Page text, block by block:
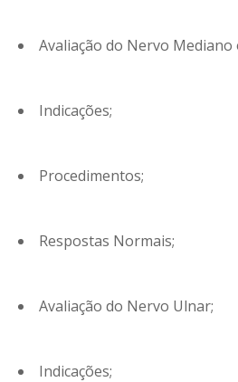
Avaliação do Nervo Mediano
Indicações;
Procedimentos;
Respostas Normais;
Avaliação do Nervo Ulnar;
Indicações;